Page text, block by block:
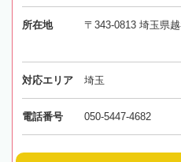
所在地 〒343-0813 埼玉県
対応エリア 埼玉
電話番号 050-5447-4682